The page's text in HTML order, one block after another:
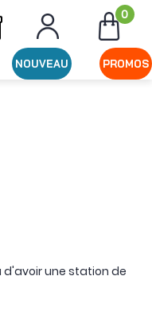
Expédition
0
NOUVEAU PROMOS
d'avoir une station de